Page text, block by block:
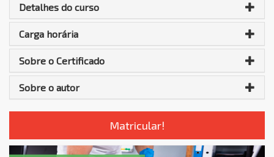
Detalhes do curso
Carga horária
Sobre o Certificado
Sobre o autor
Matricular!